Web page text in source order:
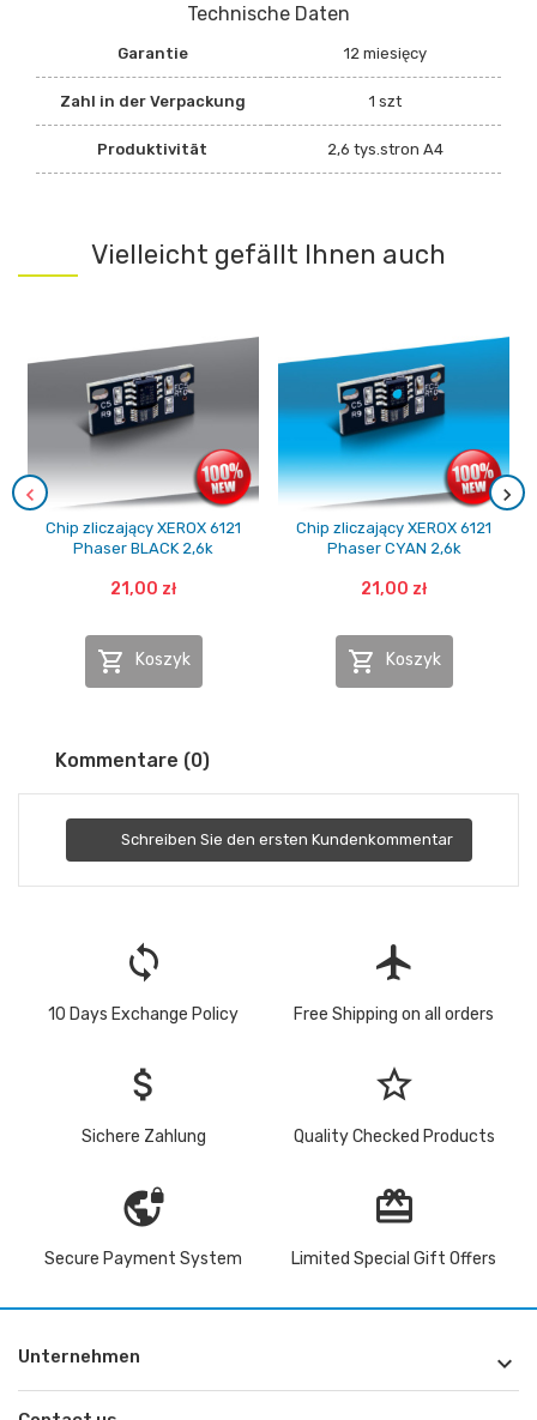
Technische Daten
Garantie 12 miesięcy
Zahl in der Verpackung 1 szt
Produktivität 2,6 tys.stron A4
Vielleicht gefällt Ihnen auch
Chip zliczający XEROX 6121
Phaser BLACK 2,6k
21,00 zł
 Koszyk
Chip zliczający XEROX 6121
Phaser CYAN 2,6k
21,00 zł
 Koszyk
Kommentare (0)
Schreiben Sie den ersten Kundenkommentar
loop
10 Days Exchange Policy
flight
Free Shipping on all orders
attach_money
Sichere Zahlung
star_border
Quality Checked Products
vpn_lock
Secure Payment System
redeem
Limited Special Gift Offers
Unternehmen 